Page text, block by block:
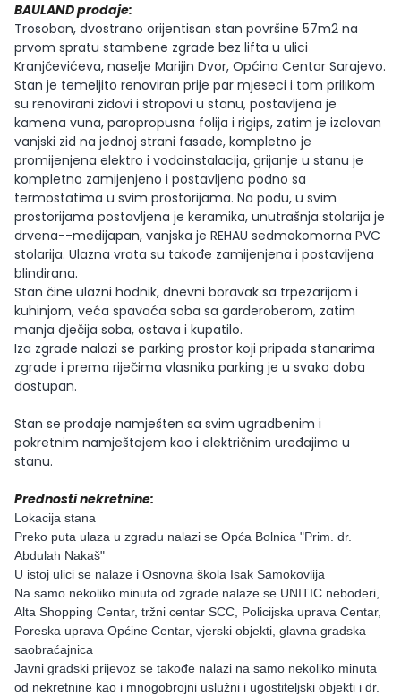
BAULAND prodaje:
Trosoban, dvostrano orijentisan stan površine 57m2 na
prvom spratu stambene zgrade bez lifta u ulici
Kranjčevićeva, naselje Marijin Dvor, Općina Centar Sarajevo.
Stan je temeljito renoviran prije par mjeseci i tom prilikom
su renovirani zidovi i stropovi u stanu, postavljena je
kamena vuna, paropropusna folija i rigips, zatim je izolovan
vanjski zid na jednoj strani fasade, kompletno je
promijenjena elektro i vodoinstalacija, grijanje u stanu je
kompletno zamijenjeno i postavljeno podno sa
termostatima u svim prostorijama. Na podu, u svim
prostorijama postavljena je keramika, unutrašnja stolarija je
drvena--medijapan, vanjska je REHAU sedmokomorna PVC
stolarija. Ulazna vrata su takođe zamijenjena i postavljena
blindirana.
Stan čine ulazni hodnik, dnevni boravak sa trpezarijom i
kuhinjom, veća spavaća soba sa garderoberom, zatim
manja dječija soba, ostava i kupatilo.
Iza zgrade nalazi se parking prostor koji pripada stanarima
zgrade i prema riječima vlasnika parking je u svako doba
dostupan.
Stan se prodaje namješten sa svim ugradbenim i
pokretnim namještajem kao i električnim uređajima u
stanu.
Prednosti nekretnine:
Lokacija stana
Preko puta ulaza u zgradu nalazi se Opća Bolnica "Prim. dr.
Abdulah Nakaš"
U istoj ulici se nalaze i Osnovna škola Isak Samokovlija
Na samo nekoliko minuta od zgrade nalaze se UNITIC neboderi,
Alta Shopping Centar, tržni centar SCC, Policijska uprava Centar,
Poreska uprava Općine Centar, vjerski objekti, glavna gradska
saobraćajnica
Javni gradski prijevoz se takođe nalazi na samo nekoliko minuta
od nekretnine kao i mnogobrojni uslužni i ugostiteljski objekti i dr.